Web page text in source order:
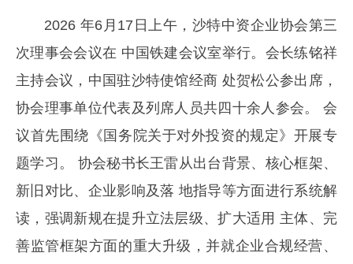
2026 年6月17日上午，沙特中资企业协会第三
次理事会会议在 中国铁建会议室举行。会长练铭祥
主持会议，中国驻沙特使馆经商 处贺松公参出席，
协会理事单位代表及列席人员共四十余人参会。 会
议首先围绕《国务院关于对外投资的规定》开展专
题学习。 协会秘书长王雷从出台背景、核心框架、
新旧对比、企业影响及落 地指导等方面进行系统解
读，强调新规在提升立法层级、扩大适用 主体、完
善监管框架方面的重大升级，并就企业合规经营、